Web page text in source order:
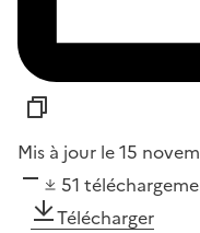
Mis à jour le 15
51
Télécharger